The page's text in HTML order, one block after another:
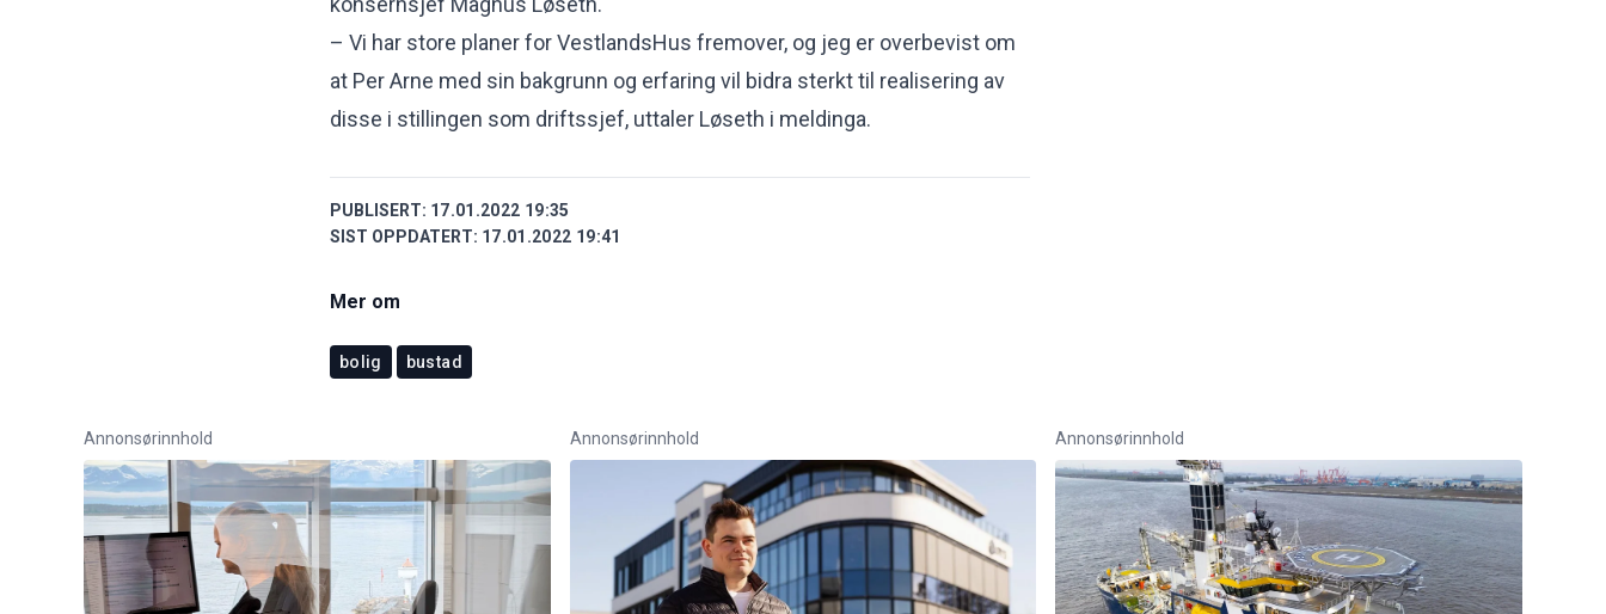
– Vi har store planer for VestlandsHus fremover, og jeg er overbevist om
at Per Arne med sin bakgrunn og erfaring vil bidra sterkt til realisering av
disse i stillingen som driftssjef, uttaler Løseth i meldinga.
PUBLISERT: 17.01.2022 19:35
SIST OPPDATERT: 17.01.2022 19:41
Mer om
bolig bustad
Annonsørinnhold Annonsørinnhold Annonsørinnhold